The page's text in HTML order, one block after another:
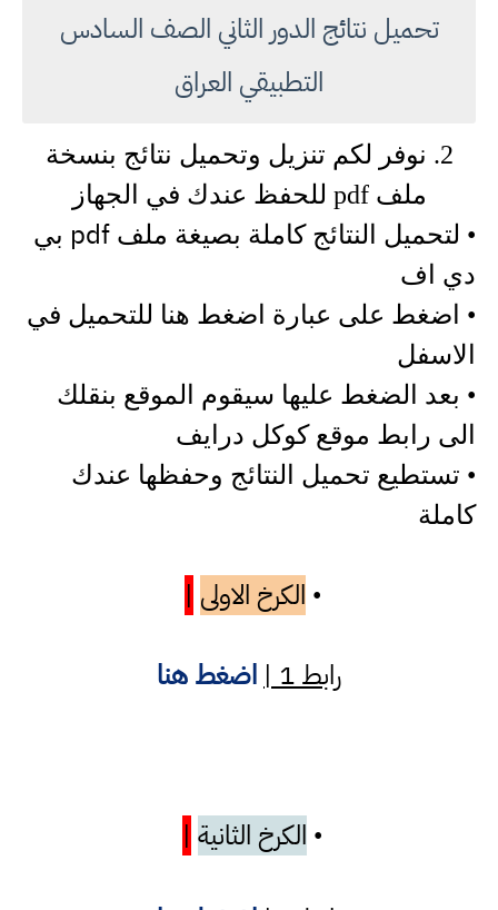
تحميل نتائج الدور الثاني الصف السادس
التطبيقي العراق
2. نوفر لكم تنزيل وتحميل نتائج بنسخة
ملف pdf للحفظ عندك في الجهاز
• لتحميل النتائج كاملة بصيغة ملف pdf بي
دي اف
• اضغط على عبارة اضغط هنا للتحميل في
الاسفل
• بعد الضغط عليها سيقوم الموقع بنقلك
الى رابط موقع كوكل درايف
• تستطيع تحميل النتائج وحفظها عندك
كاملة
• الكرخ الاولى |
رابط 1 |
اضغط هنا
• الكرخ الثانية |